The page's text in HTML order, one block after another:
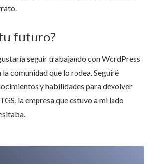
futuro?
seguir trabajando con WordPress
comunidad que lo rodea. Seguiré
y habilidades para devolver
la empresa que estuvo a mi lado